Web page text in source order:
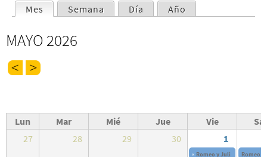
SOLAPAS
Mes (solapa activa)
Semana Día Año
MAYO 2026
Lun Mar Mié Jue Vie
27
28 29 30 1
« Romeo y Juli 27 Abr
Romeo y